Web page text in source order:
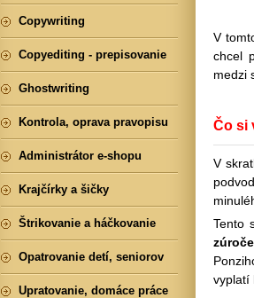
V
chcel
medzi
Čo si
V
Tento
vyplatí
Copywriting
Copyediting - prepisovanie
Ghostwriting
Kontrola, oprava pravopisu
Administrátor e-shopu
Krajčírky a šičky
Štrikovanie a háčkovanie
Opatrovanie detí, seniorov
Upratovanie, domáce práce